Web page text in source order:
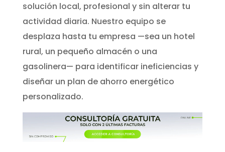
solución local, profesional y sin alterar tu
actividad diaria. Nuestro equipo se
desplaza hasta tu empresa —sea un hotel
rural, un pequeño almacén o una
gasolinera— para identificar ineficiencias y
diseñar un plan de ahorro energético
personalizado.